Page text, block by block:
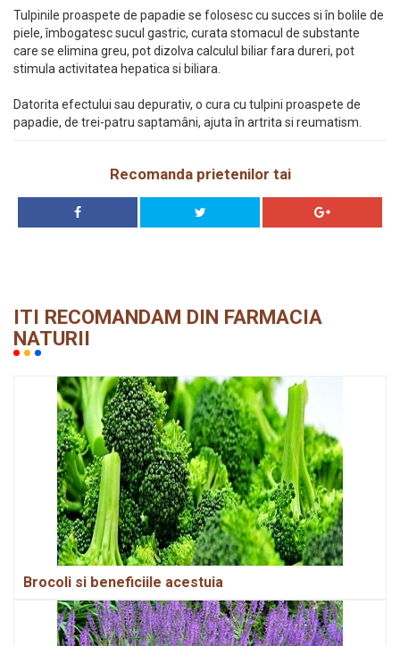
Tulpinile proaspete de papadie se folosesc cu succes si în bolile de
piele, îmbogatesc sucul gastric, curata stomacul de substante
care se elimina greu, pot dizolva calculul biliar fara dureri, pot
stimula activitatea hepatica si biliara.
Datorita efectului sau depurativ, o cura cu tulpini proaspete de
papadie, de trei-patru saptamâni, ajuta în artrita si reumatism.
Recomanda prietenilor tai
ITI RECOMANDAM DIN FARMACIA
NATURII
Brocoli si beneficiile acestuia